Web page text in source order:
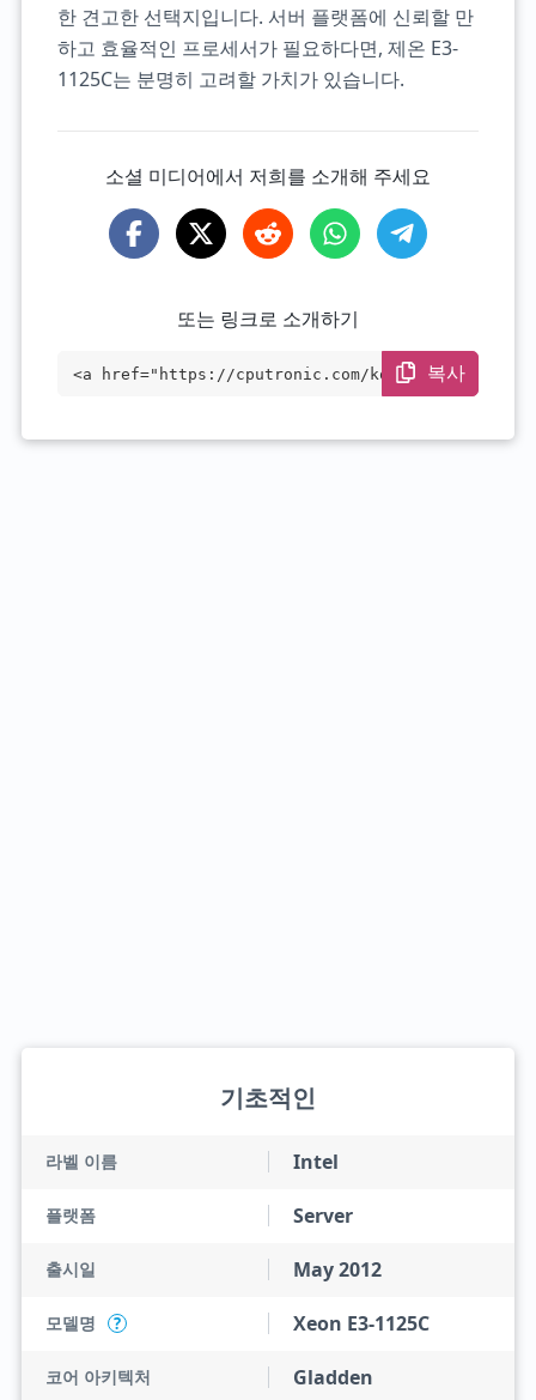
한 견고한 선택지입니다. 서버 플랫폼에 신뢰할 만
하고 효율적인 프로세서가 필요하다면, 제온 E3-
1125C는 분명히 고려할 가치가 있습니다.
소셜 미디어에서 저희를 소개해 주세요
또는 링크로 소개하기
<a href="https://cputronic.com/ko/cpu/in
복사
기초적인
라벨 이름 Intel
플랫폼 Server
출시일 May 2012
모델명 ? Xeon E3-1125C
코어 아키텍처 Gladden